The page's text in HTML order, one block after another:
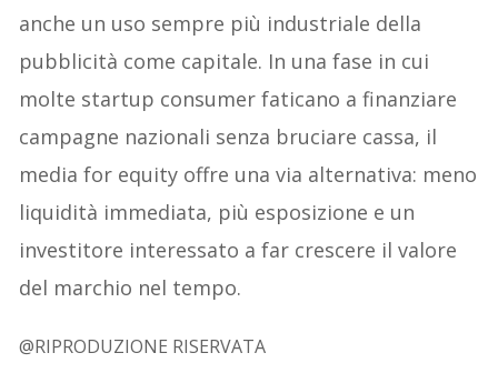
anche un uso sempre più industriale della
pubblicità come capitale. In una fase in cui
molte startup consumer faticano a finanziare
campagne nazionali senza bruciare cassa, il
media for equity offre una via alternativa: meno
liquidità immediata, più esposizione e un
investitore interessato a far crescere il valore
del marchio nel tempo.
@RIPRODUZIONE RISERVATA